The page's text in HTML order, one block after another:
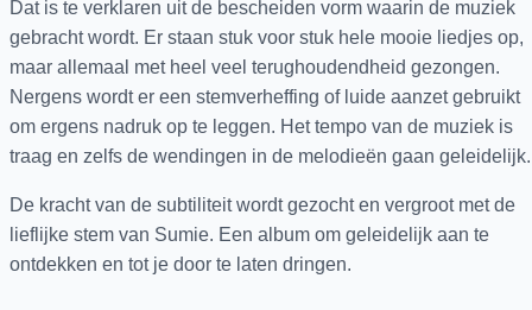
Dat is te verklaren uit de bescheiden vorm waarin de muziek
gebracht wordt. Er staan stuk voor stuk hele mooie liedjes op,
maar allemaal met heel veel terughoudendheid gezongen.
Nergens wordt er een stemverheffing of luide aanzet gebruikt
om ergens nadruk op te leggen. Het tempo van de muziek is
traag en zelfs de wendingen in de melodieën gaan geleidelijk.
De kracht van de subtiliteit wordt gezocht en vergroot met de
lieflijke stem van Sumie. Een album om geleidelijk aan te
ontdekken en tot je door te laten dringen.